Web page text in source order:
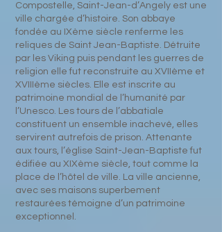
Compostelle, Saint-Jean-d’Angely est une
ville chargée d’histoire. Son abbaye
fondée au IXème siècle renferme les
reliques de Saint Jean-Baptiste. Détruite
par les Viking puis pendant les guerres de
religion elle fut reconstruite au XVIIème et
XVIIIème siècles. Elle est inscrite au
patrimoine mondial de l’humanité par
l’Unesco. Les tours de l’abbatiale
constituent un ensemble inachevé, elles
servirent autrefois de prison. Attenante
aux tours, l’église Saint-Jean-Baptiste fut
édifiée au XIXème siècle, tout comme la
place de l’hôtel de ville. La ville ancienne,
avec ses maisons superbement
restaurées témoigne d’un patrimoine
exceptionnel.